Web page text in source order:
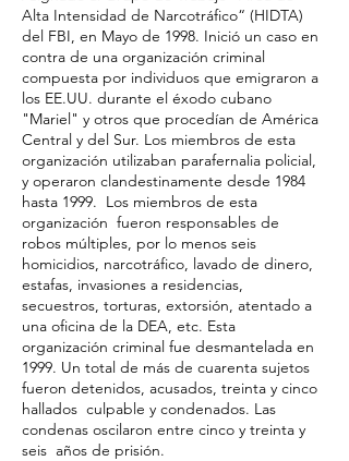
Alta Intensidad de Narcotráfico“ (HIDTA)
del FBI, en Mayo de 1998. Inició un caso en
contra de una organización criminal
compuesta por individuos que emigraron a
los EE.UU. durante el éxodo cubano
"Mariel" y otros que procedían de América
Central y del Sur. Los miembros de esta
organización utilizaban parafernalia policial,
y operaron clandestinamente desde 1984
hasta 1999. Los miembros de esta
organización fueron responsables de
robos múltiples, por lo menos seis
homicidios, narcotráfico, lavado de dinero,
estafas, invasiones a residencias,
secuestros, torturas, extorsión, atentado a
una oficina de la DEA, etc. Esta
organización criminal fue desmantelada en
1999. Un total de más de cuarenta sujetos
fueron detenidos, acusados, treinta y cinco
hallados culpable y condenados. Las
condenas oscilaron entre cinco y treinta y
seis años de prisión.